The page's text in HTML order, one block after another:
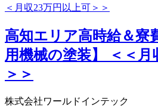
高知エリア高時給＆寮
用機械の塗装】 ＜＜月
＞＞
株式会社ワールドインテック